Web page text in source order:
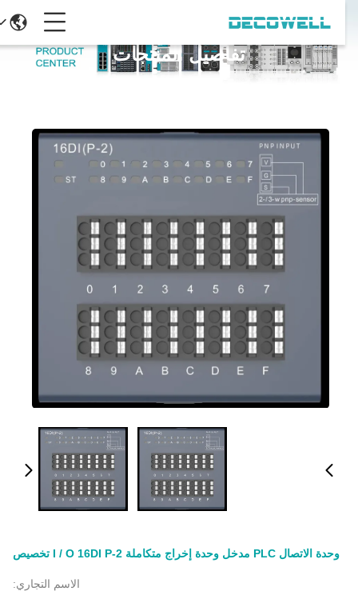
تفاصيل المنتجات
وحدة الاتصال PLC مدخل وحدة إخراج متكاملة I / O 16DI P-2 تخصيص
الاسم التجاري: